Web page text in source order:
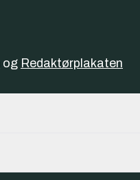
og Redaktørplakaten